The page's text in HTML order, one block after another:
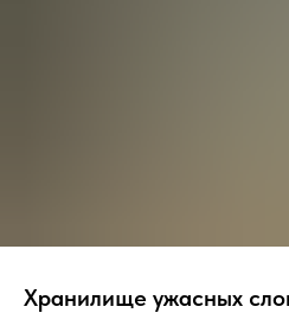
Хранилище ужасных